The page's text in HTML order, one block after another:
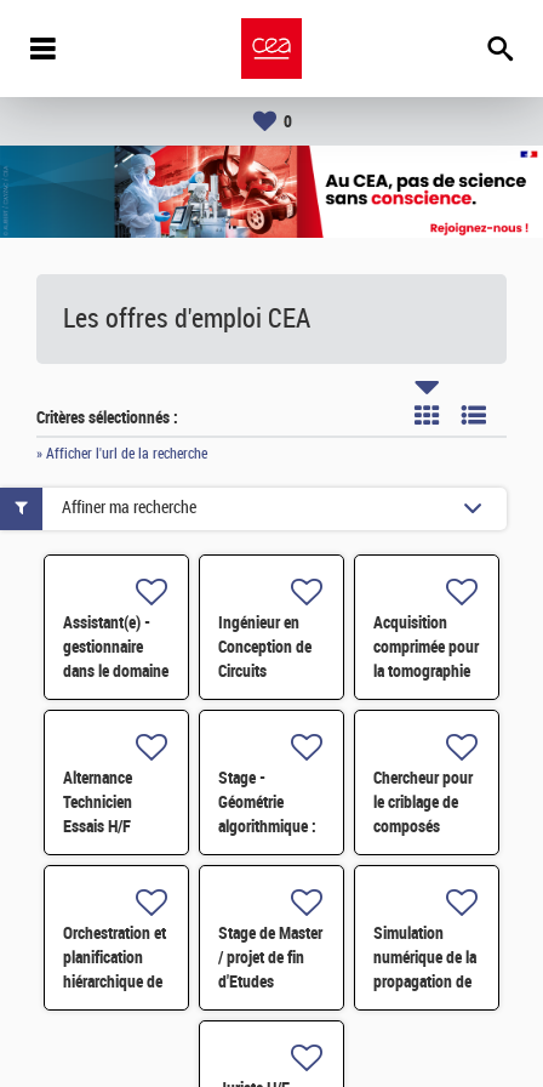
0
Les offres d'emploi CEA
Critères sélectionnés :
» Afficher l'url de la recherche
Assistant(e) -
gestionnaire
dans le domaine
administratif
Ingénieur en
Conception de
Circuits
Microélectroniques
Acquisition
comprimée pour
la tomographie
par ondes
appliquée au
SHM de
tuyauterie H/F
Alternance
Technicien
Essais H/F
Stage -
Géométrie
algorithmique :
positionnement
souple sur une
pièce complexe
H/F
Chercheur pour
le criblage de
composés
sémio
électrophysiologie
automatisée H/F
Orchestration et
planification
hiérarchique de
LLMs pour la
Stage de Master
/ projet de fin
d'Etudes
d'ingénieur H/F
Simulation
numérique de la
propagation de
fissure H/F
Affiner ma recherche